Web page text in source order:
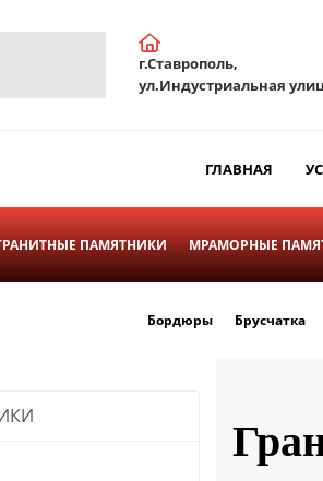
г.Ставрополь,
ул.Индустриальная
ГЛАВНАЯ
ПАМЯТНИКИ МРАМОРНЫЕ
Бордюры Брусчатка